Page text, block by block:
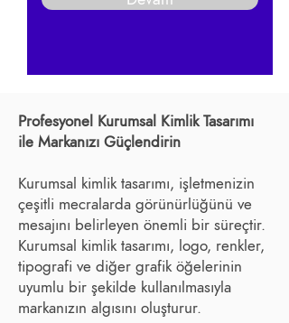
Profesyonel Kurumsal Kimlik Tasarımı
ile Markanızı Güçlendirin
Kurumsal kimlik tasarımı, işletmenizin
çeşitli mecralarda görünürlüğünü ve
mesajını belirleyen önemli bir süreçtir.
Kurumsal kimlik tasarımı, logo, renkler,
tipografi ve diğer grafik öğelerinin
uyumlu bir şekilde kullanılmasıyla
markanızın algısını oluşturur.